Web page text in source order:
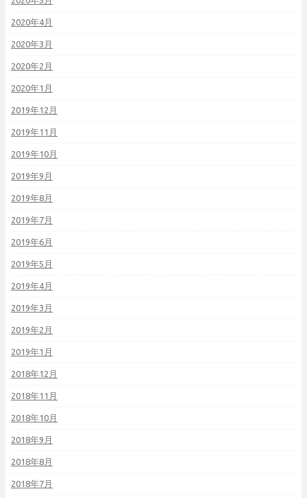
2020年4月
2020年3月
2020年2月
2020年1月
2019年12月
2019年11月
2019年10月
2019年9月
2019年8月
2019年7月
2019年6月
2019年5月
2019年4月
2019年3月
2019年2月
2019年1月
2018年12月
2018年11月
2018年10月
2018年9月
2018年8月
2018年7月